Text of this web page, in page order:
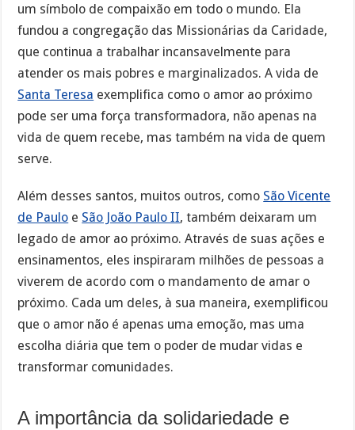
um símbolo de compaixão em todo o mundo. Ela
fundou a congregação das Missionárias da Caridade,
que continua a trabalhar incansavelmente para
atender os mais pobres e marginalizados. A vida de
Santa Teresa exemplifica como o amor ao próximo
pode ser uma força transformadora, não apenas na
vida de quem recebe, mas também na vida de quem
serve.
Além desses santos, muitos outros, como São Vicente
de Paulo e São João Paulo II, também deixaram um
legado de amor ao próximo. Através de suas ações e
ensinamentos, eles inspiraram milhões de pessoas a
viverem de acordo com o mandamento de amar o
próximo. Cada um deles, à sua maneira, exemplificou
que o amor não é apenas uma emoção, mas uma
escolha diária que tem o poder de mudar vidas e
transformar comunidades.
A importância da solidariedade e